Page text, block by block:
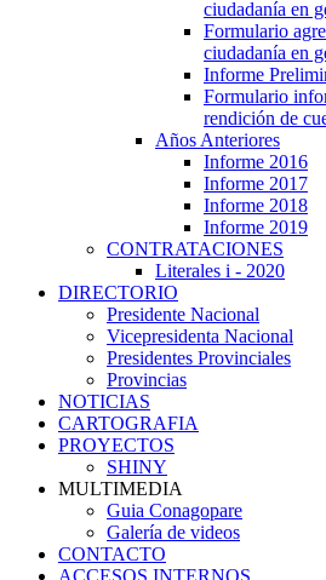
ciudadanía en
Formulario
ciudadanía en
Informe
Formulario
rendición de
Años Anteriores
Informe 2016
Informe 2017
Informe 2018
Informe 2019
CONTRATACIONES
Literales i - 2020
DIRECTORIO
Presidente Nacional
Vicepresidenta Nacional
Presidentes Provinciales
Provincias
NOTICIAS
CARTOGRAFIA
PROYECTOS
SHINY
MULTIMEDIA
Guia Conagopare
Galería de videos
CONTACTO
ACCESOS INTERNOS